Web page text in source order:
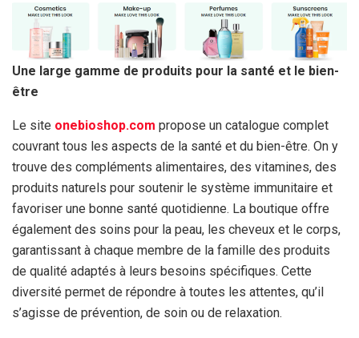
Une large gamme de produits pour la santé et le bien-
être
Le site onebioshop.com propose un catalogue complet
couvrant tous les aspects de la santé et du bien-être. On y
trouve des compléments alimentaires, des vitamines, des
produits naturels pour soutenir le système immunitaire et
favoriser une bonne santé quotidienne. La boutique offre
également des soins pour la peau, les cheveux et le corps,
garantissant à chaque membre de la famille des produits
de qualité adaptés à leurs besoins spécifiques. Cette
diversité permet de répondre à toutes les attentes, qu’il
s’agisse de prévention, de soin ou de relaxation.